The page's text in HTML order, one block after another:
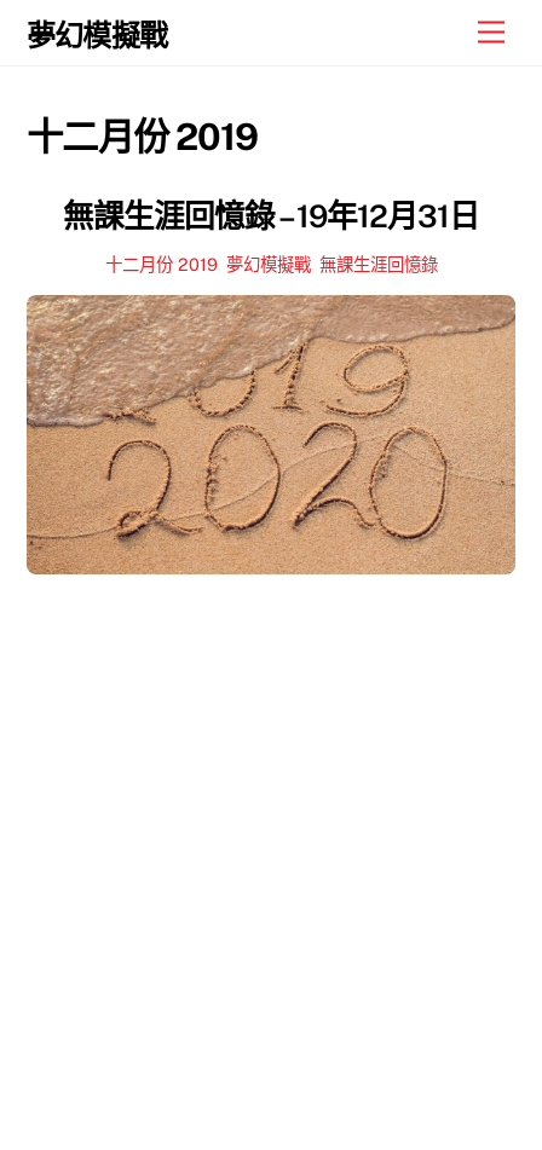
Skip
夢幻模擬戰
十二月份 2019
無課生涯回憶錄 – 19年12月31日
十二月份 2019, 夢幻模擬戰, 無課生涯回憶錄